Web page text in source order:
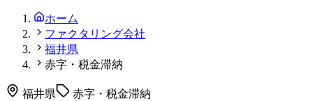
ホーム
ファクタリング会社
福井県
赤字・税金滞納
福井県 赤字・税金滞納